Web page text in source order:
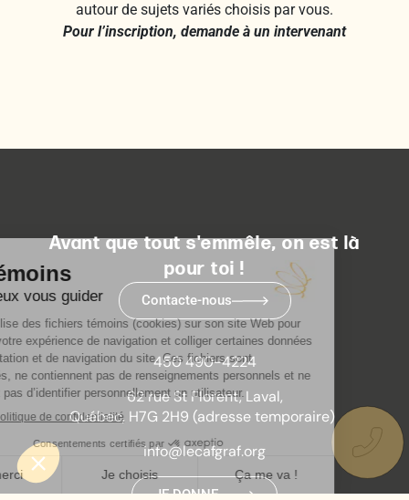
autour de sujets variés choisis par vous.
Pour l’inscription, demande à un intervenant
Avant que tout s'emmêle, on est là
pour toi !
Contacte-nous
450 490-4224
62 rue St Florent, Laval,
Québec, H7G 2H9 (adresse temporaire)
info@lecafgraf.org
JE DONNE